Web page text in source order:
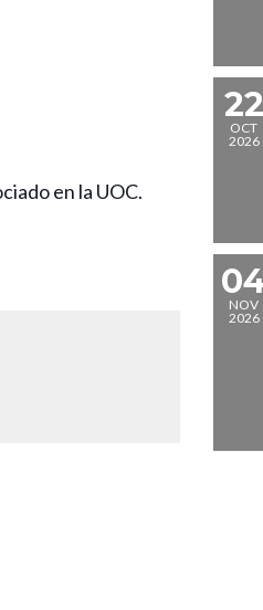
en la UOC.
22
OCT
2026
NOV
2026